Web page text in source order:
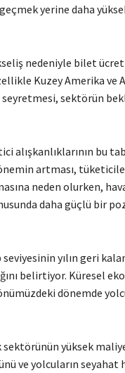
yerine daha
nedeniyle bilet
Kuzey Amerika ve
seyretmesi, sektörün
alışkanlıklarının bu
artması,
neden olurken,
daha güçlü bir
yılın geri
belirtiyor. Küresel
dönemde
yüksek
ve yolcuların seyahat